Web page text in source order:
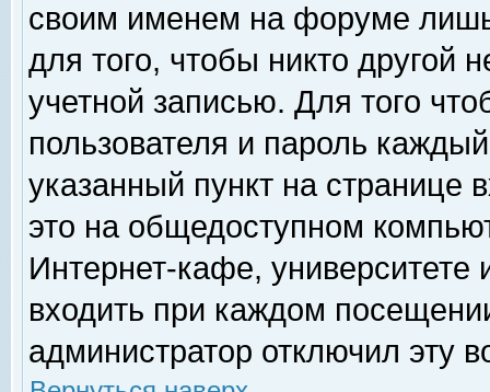
своим именем на форуме
для того, чтобы никто другой
учетной записью. Для того
пользователя и пароль
указанный пункт на
это на общедоступном
Интернет-кафе, университете
входить при каждом
администратор отключил эту